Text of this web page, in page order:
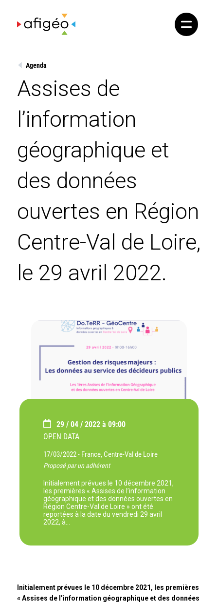
content
Agenda
Assises de
l’information
géographique et
des données
ouvertes en Région
Centre-Val de Loire,
le 29 avril 2022.
29 / 04 / 2022 à 09:00
OPEN DATA
17/03/2022 - France, Centre-Val de Loire
Proposé par un adhérent
Initialement prévues le 10 décembre 2021,
les premières « Assises de l’information
géographique et des données ouvertes en
Région Centre-Val de Loire » ont été
reportées à la date du vendredi 29 avril
2022, à…
Initialement prévues le 10 décembre 2021, les premières
« Assises de l’information géographique et des données